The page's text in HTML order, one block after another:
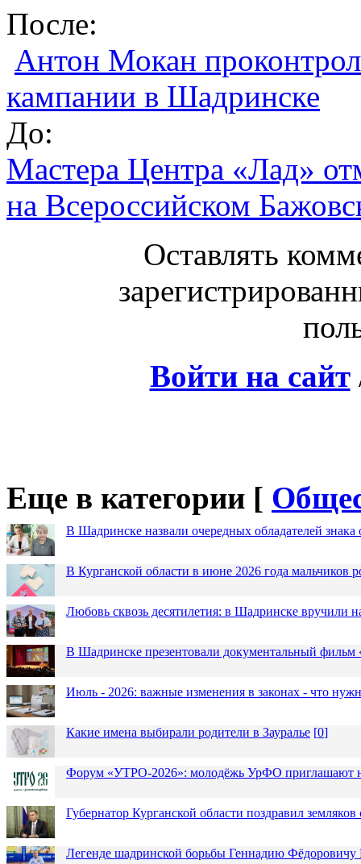
После:
Антон Мокан
кампании в Шадринске
До:
Мастера Центра «Лад»
на Всероссийском
Оставлять
Войти на сайт
Еще в категории [
В Шадринске назвали очередных обладателей знака
В Курганской области в июне 2026 года мальчиков
Любовь сквозь десятилетия: в Шадринске вручили
В Шадринске презентовали документальный
Июль - 2026: важные изменения в законах - что
Какие имена выбирали родители в Зауралье [0]
Форум «УТРО-2026»: молодёжь УрФО приглашают
Губернатор Курганской области поздравил
Легенде шадринской борьбы Геннадию Фёдоровичу